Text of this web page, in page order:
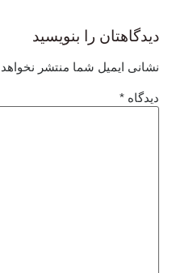
دیدگاهتان را بنویسید
نشانی ایمیل شما منتشر
دیدگاه *